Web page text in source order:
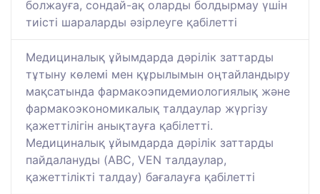
болжауға, сондай-ақ оларды болдырмау үшін
тиісті шараларды әзірлеуге қабілетті
Медициналық ұйымдарда дәрілік заттарды
тұтыну көлемі мен құрылымын оңтайландыру
мақсатында фармакоэпидемиологиялық және
фармакоэкономикалық талдаулар жүргізу
қажеттілігін анықтауға қабілетті.
Медициналық ұйымдарда дәрілік заттарды
пайдалануды (ABC, VEN талдаулар,
қажеттілікті талдау) бағалауға қабілетті